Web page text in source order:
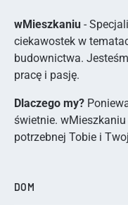
wMieszkaniu -
ciekawostek w
budownictwa.
pracę i pasję.
Dlaczego my?
świetnie.
potrzebnej Tobie i
DOM